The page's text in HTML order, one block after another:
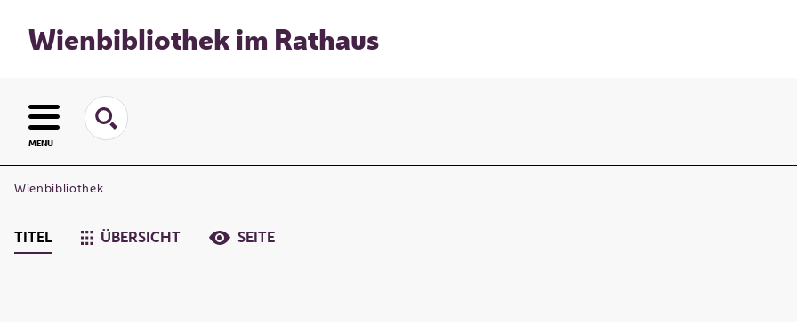
Wienbibliothek im Rathaus
MENU
Wienbibliothek
TITEL ÜBERSICHT SEITE